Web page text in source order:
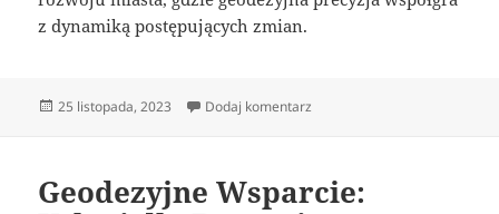
z dynamiką postępujących zmian.
Data
25 listopada, 2023 Dodaj komentarz
Geodezyjne Wsparcie: